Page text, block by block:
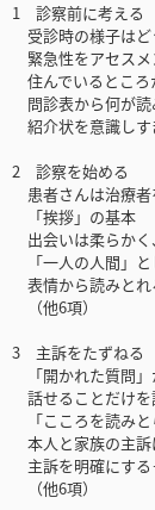
1 診察前に考える
受診時の様子はど
緊急性をアセスメ
住んでいるところ
問診表から何が
紹介状を意識しす
2 診察を始める
患者さんは治療者
「挨拶」の基本
出会いは柔らかく
「一人の人間」と
表情から読みとれ
（他6項）
3 主訴をたずねる
「開かれた質問
話せることだけを
「こころを読みと
本人と家族の主訴
主訴を明確にす
（他6項）